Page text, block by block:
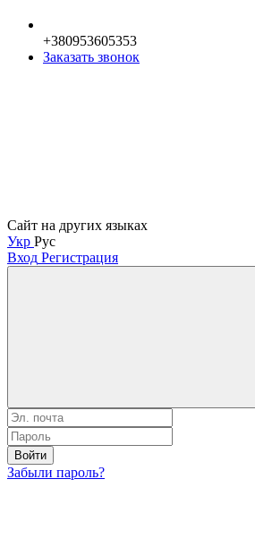
+380953605353
Заказать звонок
Сайт на других языках
Укр Рус
Вход Регистрация
Войти
Забыли пароль?